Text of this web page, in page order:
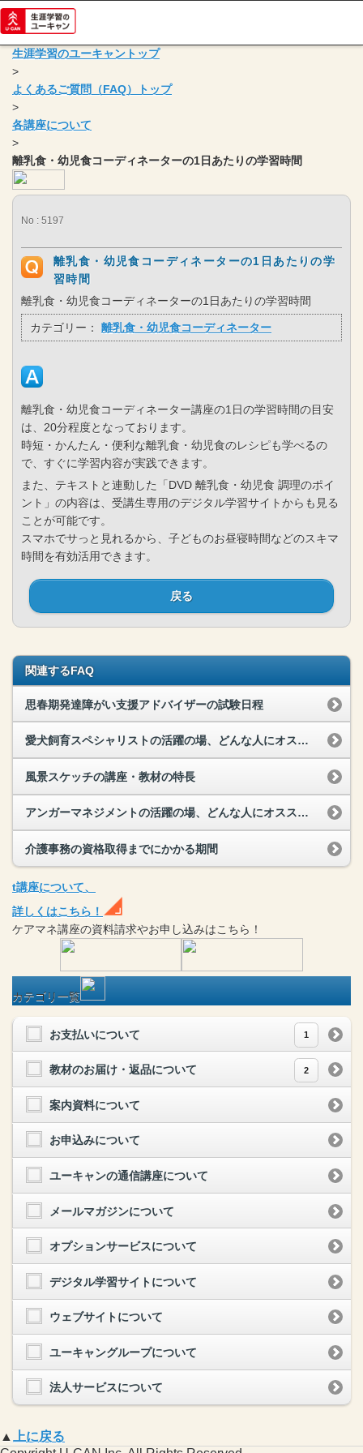
生涯学習のユーキャントップ
>
よくあるご質問（FAQ）トップ
>
各講座について
>
離乳食・幼児食コーディネーターの1日あたりの学習時間
No : 5197
離乳食・幼児食コーディネーターの1日あたりの学
習時間
離乳食・幼児食コーディネーターの1日あたりの学習時間
カテゴリー： 離乳食・幼児食コーディネーター
離乳食・幼児食コーディネーター講座の1日の学習時間の目安
は、20分程度となっております。
時短・かんたん・便利な離乳食・幼児食のレシピも学べるの
で、すぐに学習内容が実践できます。
また、テキストと連動した「DVD 離乳食・幼児食 調理のポイ
ント」の内容は、受講生専用のデジタル学習サイトからも見る
ことが可能です。
スマホでサっと見れるから、子どものお昼寝時間などのスキマ
時間を有効活用できます。
戻る
関連するFAQ
思春期発達障がい支援アドバイザーの試験日程
愛犬飼育スペシャリストの活躍の場、どんな人にオススメ？
風景スケッチの講座・教材の特長
アンガーマネジメントの活躍の場、どんな人にオススメ？
介護事務の資格取得までにかかる期間
t講座について、
詳しくはこちら！
ケアマネ講座の資料請求やお申し込みはこちら！
カテゴリ一覧
お支払いについて 1
教材のお届け・返品について 2
案内資料について
お申込みについて
ユーキャンの通信講座について
メールマガジンについて
オプションサービスについて
デジタル学習サイトについて
ウェブサイトについて
ユーキャングループについて
法人サービスについて
▲
上に戻る